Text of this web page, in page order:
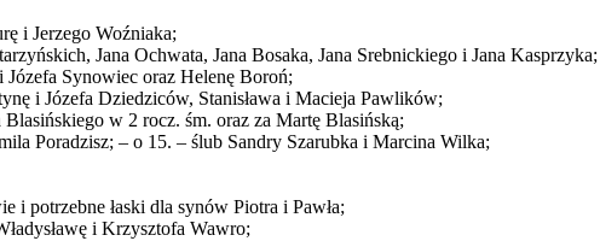
i Jerzego Woźniaka;
Jana Ochwata, Jana Bosaka, Jana Srebnickiego i Jana Kasprzyka;
Józefa Synowiec oraz Helenę Boroń;
i Józefa Dziedziców, Stanisława i Macieja Pawlików;
w 2 rocz. śm. oraz za Martę Blasińską;
Poradzisz; – o 15. – ślub Sandry Szarubka i Marcina Wilka;
i potrzebne łaski dla synów Piotra i Pawła;
i Krzysztofa Wawro;